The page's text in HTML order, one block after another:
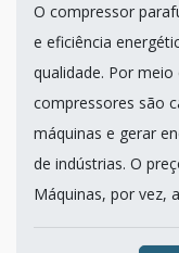
O compressor
e eficiência
qualidade. Por
compressores são
máquinas e gerar
de indústrias. O
Máquinas, por vez,